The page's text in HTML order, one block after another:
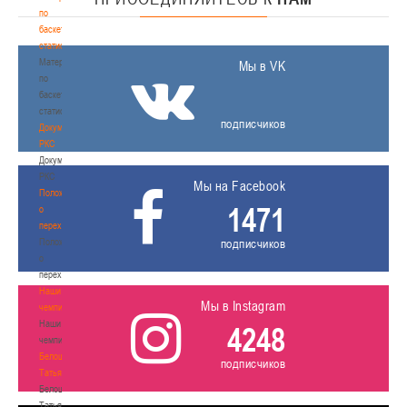
по
баскетбольной
статистике
Материалы
по
баскетбольной
статистике
Документы
РКС
Документы
РКС
Положение
о
переходах
Положение
о
переходах
Наши
чемпионы
Наши
чемпионы
Белошапко
Татьяна
Белошапко
Татьяна
Мы в VK
подписчиков
Мы на Facebook
1471
подписчиков
Мы в Instagram
4248
подписчиков